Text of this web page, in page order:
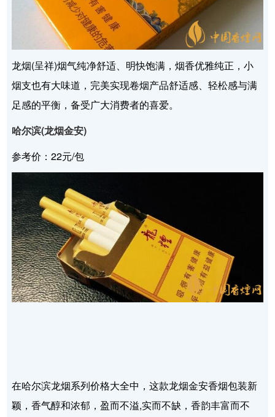
龙烟(呈祥)烟气纯净舒适、明快饱满，烟香优雅纯正，小
烟支也有大味道，完美实现卷烟产品舒适感、轻松感与满
足感的平衡，备受广大消费者的喜爱。
哈尔滨(龙烟金安)
参考价：22元/包
在哈尔滨龙烟系列价格大全中，这款龙烟金安香烟包装新
颖，香气醇和浓郁，盈而不溢,实而不缺，香韵丰富而不